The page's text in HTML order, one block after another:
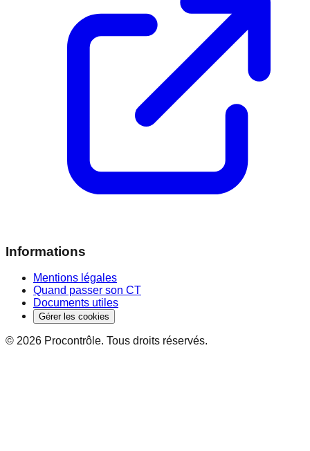
Informations
Mentions légales
Quand passer son CT
Documents utiles
Gérer les cookies
© 2026 Procontrôle. Tous droits réservés.